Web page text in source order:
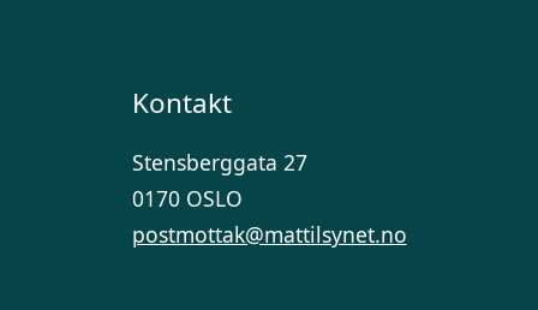
Kontakt
Stensberggata 27
0170 OSLO
postmottak@mattilsynet.no